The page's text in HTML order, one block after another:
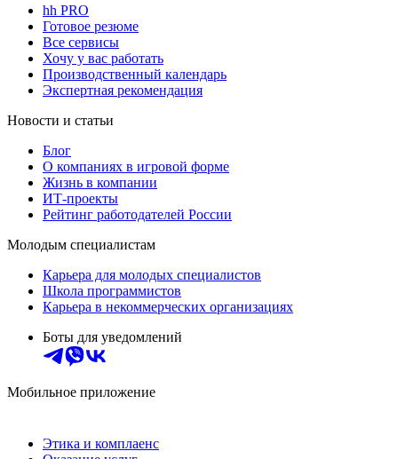
hh PRO
Готовое резюме
Все сервисы
Хочу у вас работать
Производственный календарь
Экспертная рекомендация
Новости и статьи
Блог
О компаниях в игровой форме
Жизнь в компании
ИТ-проекты
Рейтинг работодателей России
Молодым специалистам
Карьера для молодых специалистов
Школа программистов
Карьера в некоммерческих организациях
Боты для уведомлений
Мобильное приложение
Этика и комплаенс